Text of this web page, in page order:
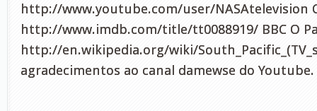
http://www.youtube.com/user/NASAtelevision
http://www.imdb.com/title/tt0088919/ BBC O
http://en.wikipedia.org/wiki/
agradecimentos ao canal damewse do Youtube.